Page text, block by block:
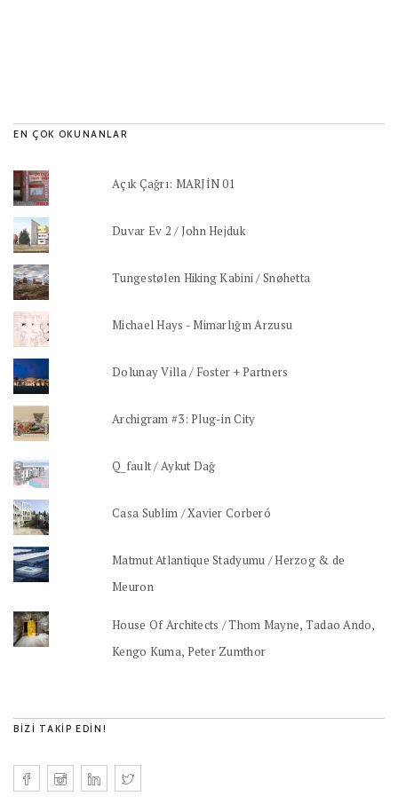
EN ÇOK OKUNANLAR
Açık Çağrı: MARJİN 01
Duvar Ev 2 / John Hejduk
Tungestølen Hiking Kabini / Snøhetta
Michael Hays - Mimarlığın Arzusu
Dolunay Villa / Foster + Partners
Archigram #3: Plug-in City
Q_fault / Aykut Dağ
Casa Sublim / Xavier Corberó
Matmut Atlantique Stadyumu / Herzog & de
Meuron
House Of Architects / Thom Mayne, Tadao Ando,
Kengo Kuma, Peter Zumthor
BIZI TAKIP EDIN!